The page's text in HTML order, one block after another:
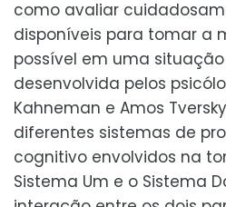
como avaliar
disponíveis para tomar a
possível em uma
desenvolvida pelos
Kahneman e Amos
diferentes sistemas de
cognitivo envolvidos na
Sistema Um e o Sistema